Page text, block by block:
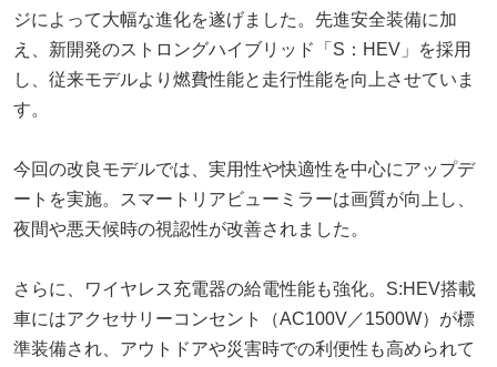
ジによって大幅な進化を遂げました。先進安全装備に加
え、新開発のストロングハイブリッド「S：HEV」を採用
し、従来モデルより燃費性能と走行性能を向上させていま
す。
今回の改良モデルでは、実用性や快適性を中心にアップデ
ートを実施。スマートリアビューミラーは画質が向上し、
夜間や悪天候時の視認性が改善されました。
さらに、ワイヤレス充電器の給電性能も強化。S:HEV搭載
車にはアクセサリーコンセント（AC100V／1500W）が標
準装備され、アウトドアや災害時での利便性も高められて